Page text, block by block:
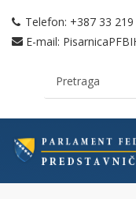
Telefon: +387 33 219
E-mail: